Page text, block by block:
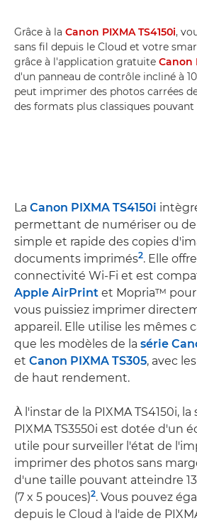
Grâce à la Canon PIXMA TS4150i,
sans fil depuis le Cloud et votre
grâce à l'application gratuite Canon
d'un panneau de contrôle incliné à
peut imprimer des photos carrées de
des formats plus classiques pouvant
La Canon PIXMA TS4150i
permettant de numériser ou
simple et rapide des copies
documents imprimés2. Elle
connectivité Wi-Fi et est
Apple AirPrint et Mopria™
vous puissiez imprimer
appareil. Elle utilise les mêmes
que les modèles de la série
et Canon PIXMA TS305, avec
de haut rendement.
À l'instar de la PIXMA TS4150i, la
PIXMA TS3550i est dotée d'un
utile pour surveiller l'état de
imprimer des photos sans
d'une taille pouvant atteindre 13
(7 x 5 pouces)2. Vous pouvez
depuis le Cloud à l'aide de